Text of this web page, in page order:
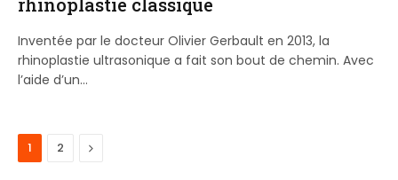
Inventée par le docteur Olivier Gerbault en 2013, la
rhinoplastie ultrasonique a fait son bout de chemin. Avec
l’aide d’un…
1 2 Next